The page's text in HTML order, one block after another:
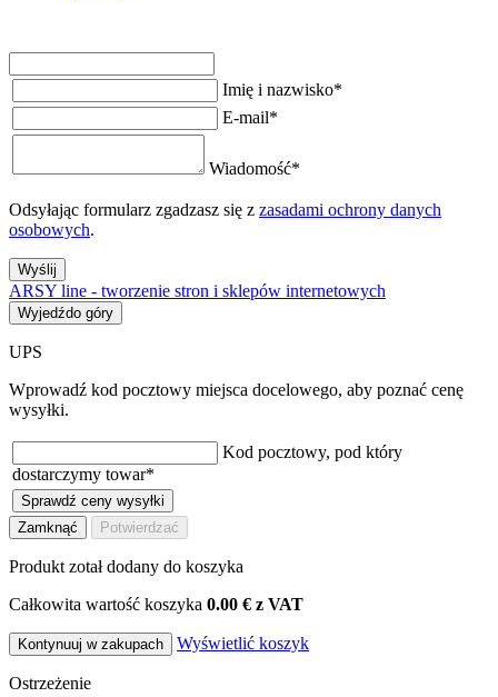
Imię i nazwisko*
E-mail*
Wiadomość*
Odsyłając formularz zgadzasz się z zasadami ochrony danych
osobowych.
Wyślij
ARSY line - tworzenie stron i sklepów internetowych
Wyjedźdo góry
UPS
Wprowadź kod pocztowy miejsca docelowego, aby poznać cenę
wysyłki.
Kod pocztowy, pod który
dostarczymy towar*
Sprawdź ceny wysyłki
Zamknąć
Potwierdzać
Produkt zotał dodany do koszyka
Całkowita wartość koszyka 0.00 € z VAT
Kontynuuj w zakupach Wyświetlić koszyk
Ostrzeżenie